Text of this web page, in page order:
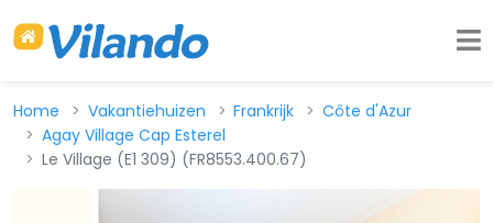
Home Vakantiehuizen Frankrijk
Côte d'Azur
Agay Village Cap Esterel
Le Village (E1 309) (FR8553.400.67)